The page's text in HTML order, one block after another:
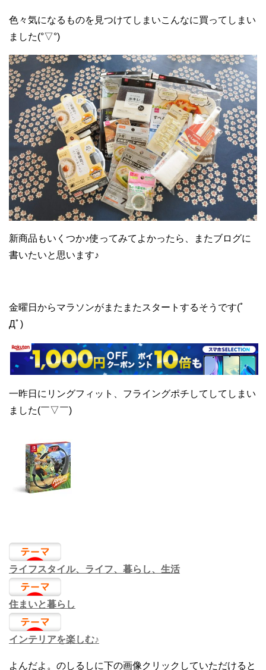
色々気になるものを見つけてしまいこんなに買ってしまい
ました(°▽°)
新商品もいくつか♪使ってみてよかったら、またブログに
書いたいと思います♪
金曜日からマラソンがまたまたスタートするそうです(ﾟ
Дﾟ)
一昨日にリングフィット、フライングポチしてしてしまい
ました(￣▽￣)
ライフスタイル、ライフ、暮らし、生活
住まいと暮らし
インテリアを楽しむ♪
よんだよ。のしるしに下の画像クリックしていただけると